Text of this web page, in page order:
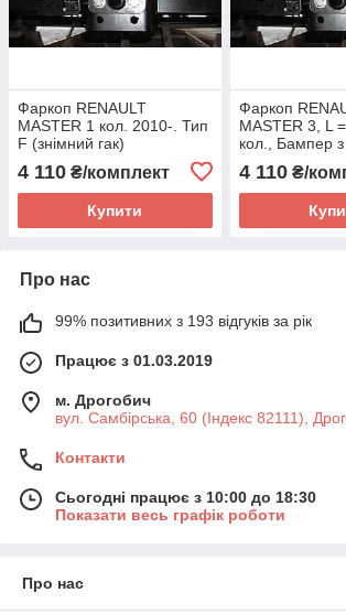
Фаркоп RENAULT
MASTER 1 кол. 2010-. Тип
F (знімний гак)
4 110 ₴/комплект
Купити
Фаркоп
MASTER 3, L
кол., Бампер з
2010-. Тип F
4 110₴/
Про нас
99% позитивних з 193 відгуків за рік
Працює з 01.03.2019
м. Дрогобич
вул. Самбірська, 60 (Індекс 82111),
Контакти
Сьогодні працює з 10:00 до 18:30
Показати весь графік роботи
Про нас